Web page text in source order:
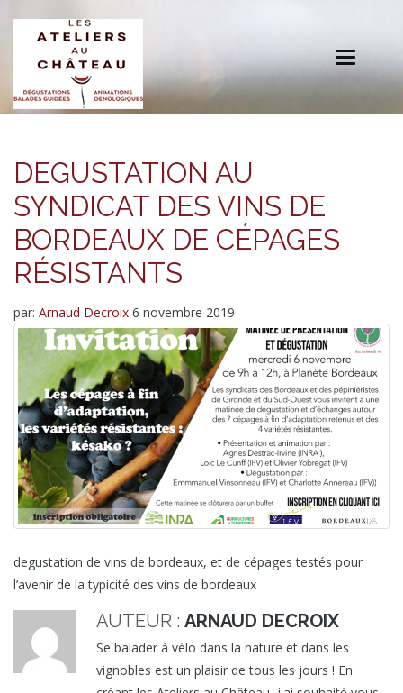
Toggle
DEGUSTATION AU
SYNDICAT DES VINS DE
BORDEAUX DE CÉPAGES
RÉSISTANTS
par: Arnaud Decroix 6 novembre 2019
degustation de vins de bordeaux, et de cépages testés pour
l’avenir de la typicité des vins de bordeaux
AUTEUR : ARNAUD DECROIX
Se balader à vélo dans la nature et dans les
vignobles est un plaisir de tous les jours ! En